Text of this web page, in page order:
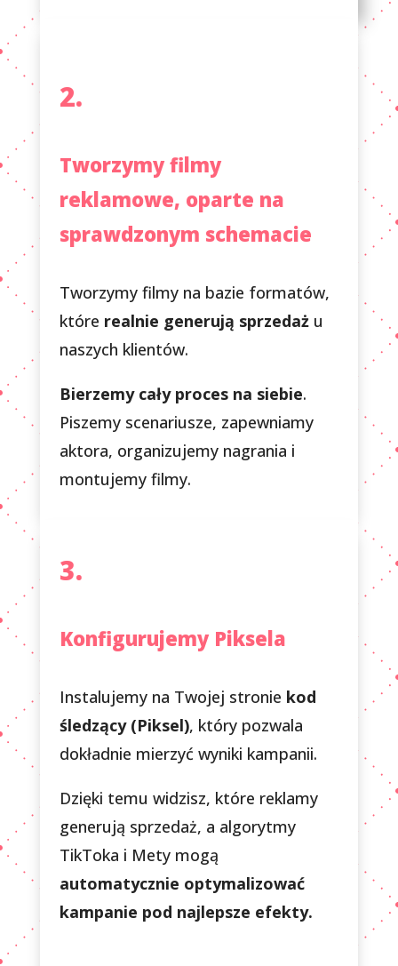
2.
Tworzymy filmy
reklamowe, oparte na
sprawdzonym schemacie
Tworzymy filmy na bazie formatów,
które realnie generują sprzedaż u
naszych klientów.
Bierzemy cały proces na siebie.
Piszemy scenariusze, zapewniamy
aktora, organizujemy nagrania i
montujemy filmy.
3.
Konfigurujemy Piksela
Instalujemy na Twojej stronie kod
śledzący (Piksel), który pozwala
dokładnie mierzyć wyniki kampanii.
Dzięki temu widzisz, które reklamy
generują sprzedaż, a algorytmy
TikToka i Mety mogą
automatycznie optymalizować
kampanie pod najlepsze efekty.